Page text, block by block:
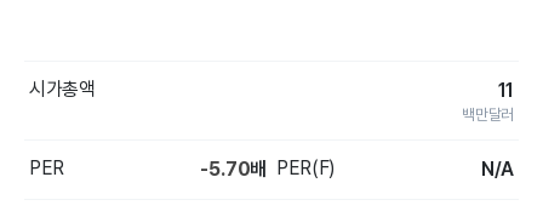
시가총액 11
백만달러
PER -5.70배 PER(F) N/A